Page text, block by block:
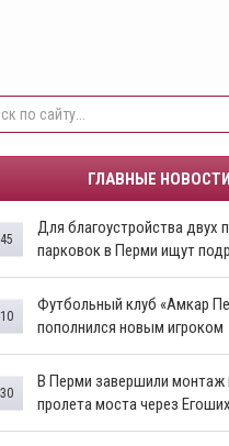
ГЛАВНЫЕ НОВОСТИ
Для благоустройства двух
парковок в Перми ищут
Футбольный клуб «Амкар
пополнился новым игроком
В Перми завершили монтаж
пролета моста через